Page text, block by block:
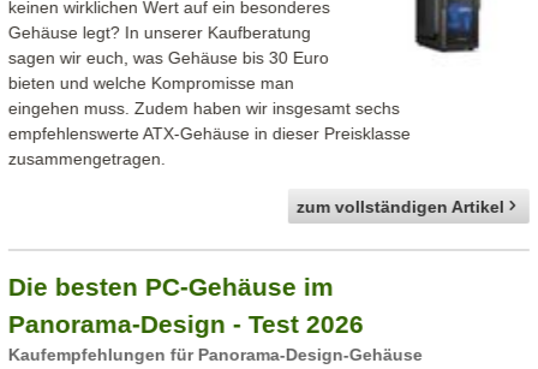
keinen wirklichen Wert auf ein besonderes
Gehäuse legt? In unserer Kaufberatung
sagen wir euch, was Gehäuse bis 30 Euro
bieten und welche Kompromisse man
eingehen muss. Zudem haben wir insgesamt sechs
empfehlenswerte ATX-Gehäuse in dieser Preisklasse
zusammengetragen.
zum vollständigen Artikel
Die besten PC-Gehäuse im
Panorama-Design - Test 2026
Kaufempfehlungen für Panorama-Design-Gehäuse